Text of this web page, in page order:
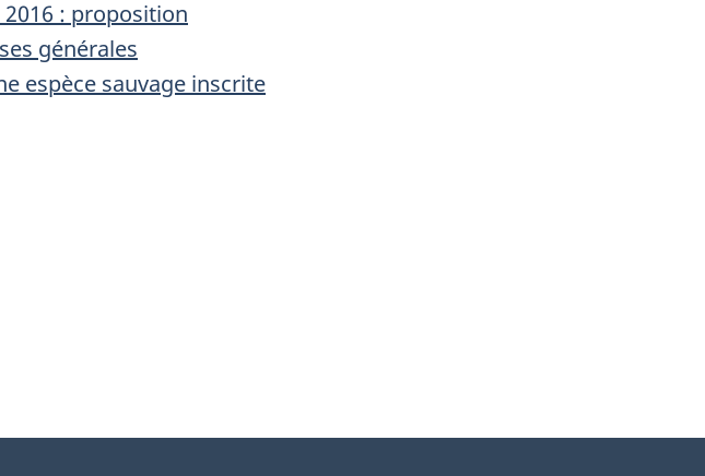
: proposition
générales
espèce sauvage inscrite